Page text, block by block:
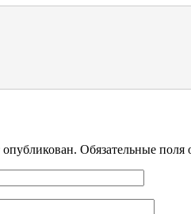
Обязательные поля